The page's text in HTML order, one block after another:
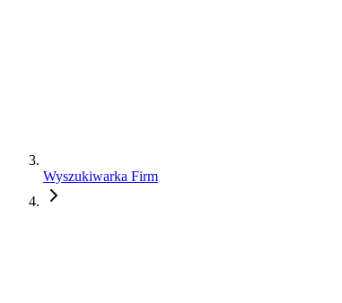
Wyszukiwarka Firm